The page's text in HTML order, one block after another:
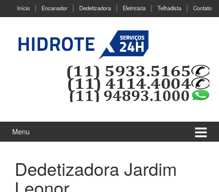
Início Encanador Dedetizadora Eletricista Telhadista Contato
Menu
Dedetizadora Jardim